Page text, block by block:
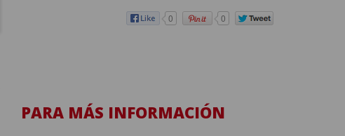
0 0
PARA MÁS INFORMACIÓN